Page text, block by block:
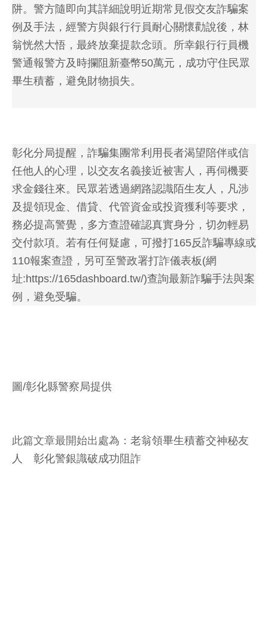
阱。警方隨即向其詳細說明近期常見假交友詐騙案
例及手法，經警方與銀行行員耐心關懷勸說後，林
翁恍然大悟，最終放棄提款念頭。所幸銀行行員機
警通報警方及時攔阻新臺幣50萬元，成功守住民眾
畢生積蓄，避免財物損失。
彰化分局提醒，詐騙集團常利用長者渴望陪伴或信
任他人的心理，以交友名義接近被害人，再伺機要
求金錢往來。民眾若透過網路認識陌生友人，凡涉
及提領現金、借貸、代管資金或投資獲利等要求，
務必提高警覺，多方查證確認真實身分，切勿輕易
交付款項。若有任何疑慮，可撥打165反詐騙專線或
110報案查證，另可至警政署打詐儀表板(網
址:https://165dashboard.tw/)查詢最新詐騙手法與案
例，避免受騙。
圖/彰化縣警察局提供
此篇文章最開始出處為： 老翁領畢生積蓄交神秘友
人 彰化警銀識破成功阻詐